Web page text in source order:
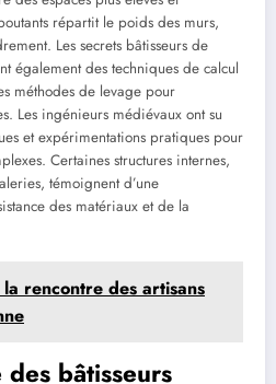
répartit le poids des murs,
Les secrets bâtisseurs de
également des techniques de calcul
méthodes de levage pour
Les ingénieurs médiévaux ont su
et expérimentations pratiques pour
Certaines structures internes,
témoignent d’une
des matériaux et de la
rencontre des artisans
bâtisseurs